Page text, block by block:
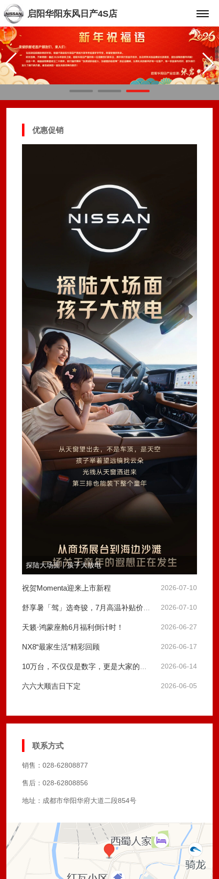
启阳华阳东风日产4S店
优惠促销
探陆大场面丨孩子大放电
2026-07-10
祝贺Momenta迎来上市新程
2026-07-10
舒享暑「驾」选奇骏，7月高温补贴价限时开启
2026-06-27
天籁·鸿蒙座舱6月福利倒计时！
2026-06-17
NX8“最家生活”精彩回顾
2026-06-14
10万台，不仅仅是数字，更是大家的信任！
2026-06-05
六六大顺吉日下定
联系方式
销售：028-62808877
售后：028-62808856
地址：成都市华阳华府大道二段854号